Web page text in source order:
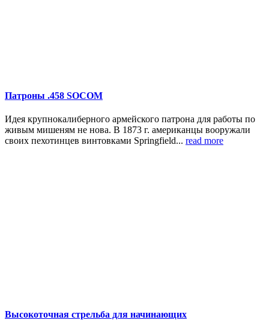
Патроны .458 SOCOM
Идея крупнокалиберного армейского патрона для работы по
живым мишеням не нова. В 1873 г. американцы вооружали
своих пехотинцев винтовками Springfield... read more
Высокоточная стрельба для начинающих